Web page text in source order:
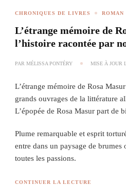
CHRONIQUES DE LIVRES ROMAN
L’étrange mémoire de
l’histoire racontée par
PAR MÉLISSA PONTÉRY MISE À JOUR
L’étrange mémoire de Rosa
grands ouvrages de la littérature
L’épopée de Rosa Masur part de
Plume remarquable et esprit
entre dans un paysage de brumes
toutes les passions.
CONTINUER LA LECTURE